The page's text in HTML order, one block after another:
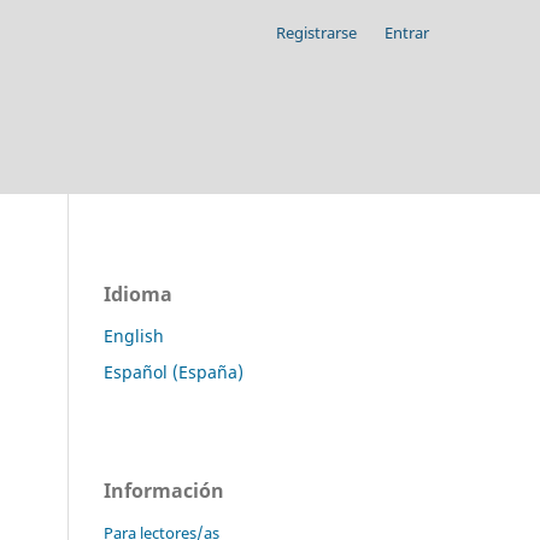
Registrarse Entrar
Idioma
English
Español (España)
Información
Para lectores/as